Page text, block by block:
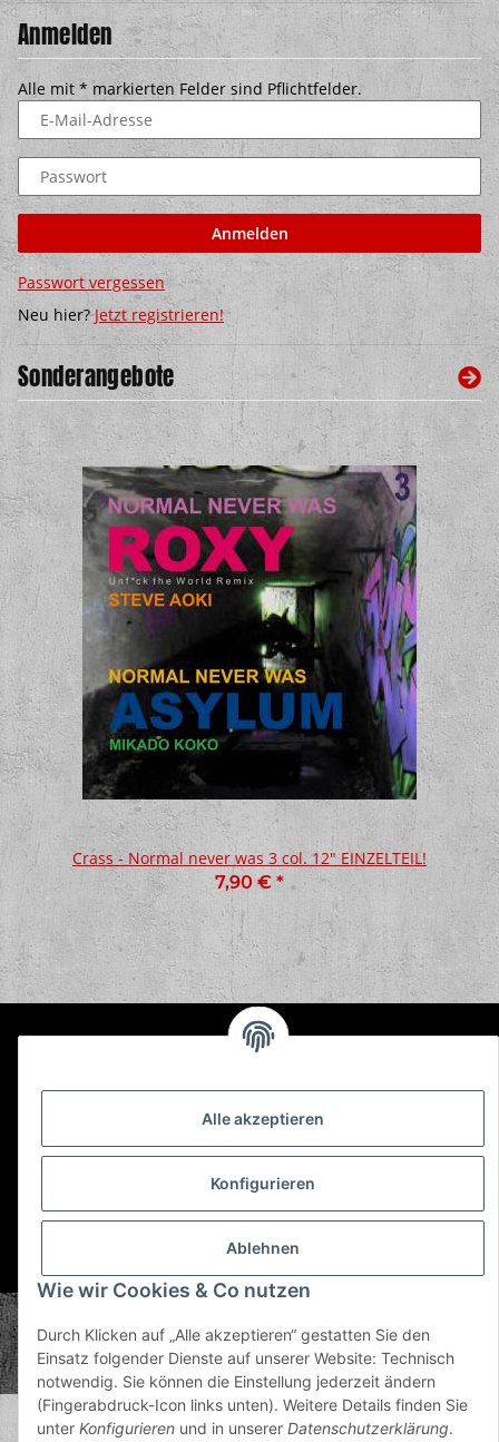
Anmelden
Alle mit * markierten Felder sind Pflichtfelder.
E-Mail-Adresse
Passwort
Anmelden
Passwort vergessen
Neu hier?Jetzt registrieren!
Sonderangebote
Crass - Normal never was 3 col. 12" EINZELTEIL!
7,90 € *
Gesetzliche Informationen
© Plastic Bomb GmbH
Copyright © 2026 Plastic Bomb GmbH
Powered byJTL-Shop
Alle akzeptieren
Konfigurieren
Ablehnen
Wie wir Cookies & Co nutzen
Durch Klicken auf „Alle akzeptieren“ gestatten Sie den
Einsatz folgender Dienste auf unserer Website: Technisch
notwendig. Sie können die Einstellung jederzeit ändern
(Fingerabdruck-Icon links unten). Weitere Details finden Sie
unter Konfigurieren und in unserer Datenschutzerklärung.